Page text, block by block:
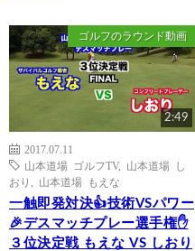
ゴルフのラウンド動画
2:49
2017.07.11
山本道場 ゴルフTV, 山本道場 し
おり
山本道場 もえな
一触即発対決👍技術VSパワー
🎉デスマッチプレー選手権✋
３位決定戦 もえな VS しおり